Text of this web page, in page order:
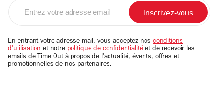
email
En entrant votre adresse mail, vous acceptez nos conditions
d'utilisation et notre politique de confidentialité et de recevoir les
emails de Time Out à propos de l'actualité, évents, offres et
promotionnelles de nos partenaires.